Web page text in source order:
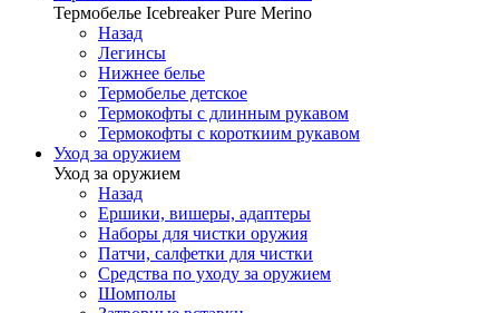
Термобелье Icebreaker Pure Merino
Назад
Легинсы
Нижнее белье
Термобелье детское
Термокофты с длинным рукавом
Термокофты с короткиим рукавом
Уход за оружием
Уход за оружием
Назад
Ершики, вишеры, адаптеры
Наборы для чистки оружия
Патчи, салфетки для чистки
Средства по уходу за оружием
Шомполы